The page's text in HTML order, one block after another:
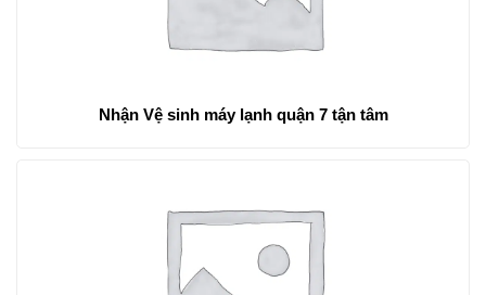
Nhận Vệ sinh máy lạnh quận 7 tận tâm